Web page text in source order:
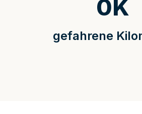
gefahrene
0K